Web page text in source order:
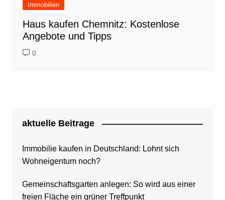
Immobilien
Haus kaufen Chemnitz: Kostenlose
Angebote und Tipps
0
aktuelle Beitrage
Immobilie kaufen in Deutschland: Lohnt sich
Wohneigentum noch?
Gemeinschaftsgarten anlegen: So wird aus einer
freien Fläche ein grüner Treffpunkt